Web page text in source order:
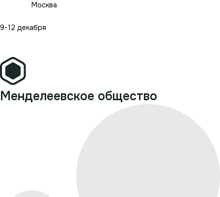
Москва
9-12 декабря
Менделеевское общество